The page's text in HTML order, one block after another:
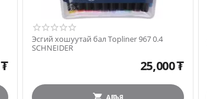
₮
Эсгий хошуутай бал Topliner 967 0.4
SCHNEIDER
25,000₮
АВЪЯ